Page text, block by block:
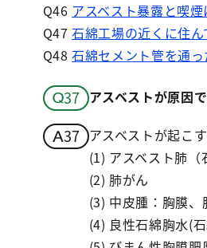
Q46 アスベスト暴露と喫
Q47石綿工場の近くに住
Q48石綿セメント管を通
アスベストが原因
アスベストが起こ
(1) アスベスト肺
(2) 肺がん
(3) 中皮腫：胸膜
(4) 良性石綿胸水(